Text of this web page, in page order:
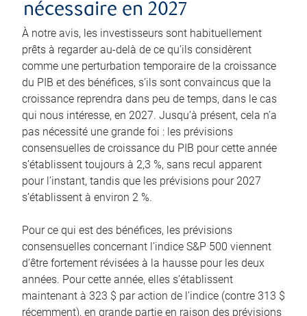
nécessaire en 2027
À notre avis, les investisseurs sont habituellement
prêts à regarder au-delà de ce qu’ils considèrent
comme une perturbation temporaire de la croissance
du PIB et des bénéfices, s’ils sont convaincus que la
croissance reprendra dans peu de temps, dans le cas
qui nous intéresse, en 2027. Jusqu’à présent, cela n’a
pas nécessité une grande foi : les prévisions
consensuelles de croissance du PIB pour cette année
s’établissent toujours à 2,3 %, sans recul apparent
pour l’instant, tandis que les prévisions pour 2027
s’établissent à environ 2 %.
Pour ce qui est des bénéfices, les prévisions
consensuelles concernant l’indice S&P 500 viennent
d’être fortement révisées à la hausse pour les deux
années. Pour cette année, elles s’établissent
maintenant à 323 $ par action de l’indice (contre 313 $
récemment), en grande partie en raison des prévisions